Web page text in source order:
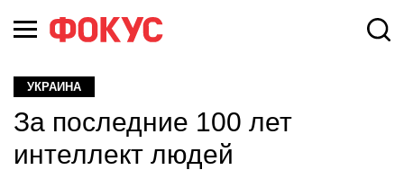
УКРАИНА
За последние 100 лет
интеллект людей